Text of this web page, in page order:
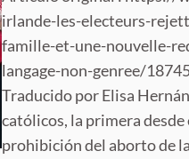
irlande-les-electeurs-
famille-et-une-nouvelle-
langage-non-genree/
Traducido por Elisa
católicos, la primera
prohibición del aborto de